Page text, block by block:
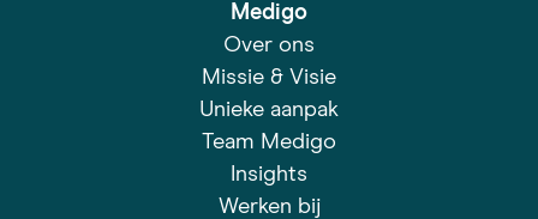
Medigo
Over ons
Missie & Visie
Unieke aanpak
Team Medigo
Insights
Werken bij